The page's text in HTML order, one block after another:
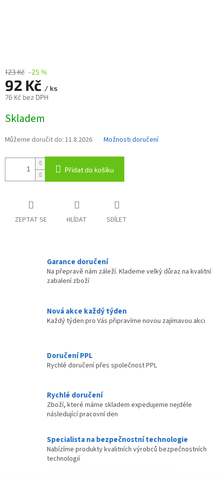
123 Kč –25 %
92 Kč / ks
76 Kč bez DPH
cena:
Skladem
Můžeme doručit do: 11.8.2026 Možnosti doručení
Přidat do košíku
ZEPTAT SE HLÍDAT SDÍLET
Garance doručení
Na přepravě nám záleží. Klademe velký důraz na kvalitní
zabalení zboží
Nová akce každý týden
Každý týden pro Vás připravíme novou zajímavou akci
Doručení PPL
Rychlé doručení přes společnost PPL
Rychlé doručení
Zboží, které máme skladem expedujeme nejdéle
následující pracovní den
Specialista na bezpečnostní technologie
Nabízíme produkty kvalitních výrobců bezpečnostních
technologií